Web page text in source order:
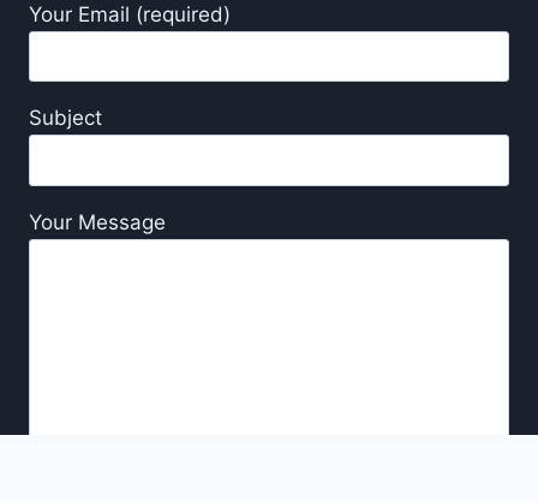
Your Email (required)
Subject
Your Message